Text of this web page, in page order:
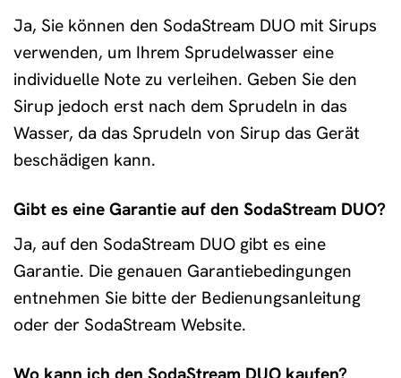
Ja, Sie können den SodaStream DUO mit Sirups
verwenden, um Ihrem Sprudelwasser eine
individuelle Note zu verleihen. Geben Sie den
Sirup jedoch erst nach dem Sprudeln in das
Wasser, da das Sprudeln von Sirup das Gerät
beschädigen kann.
Gibt es eine Garantie auf den SodaStream DUO?
Ja, auf den SodaStream DUO gibt es eine
Garantie. Die genauen Garantiebedingungen
entnehmen Sie bitte der Bedienungsanleitung
oder der SodaStream Website.